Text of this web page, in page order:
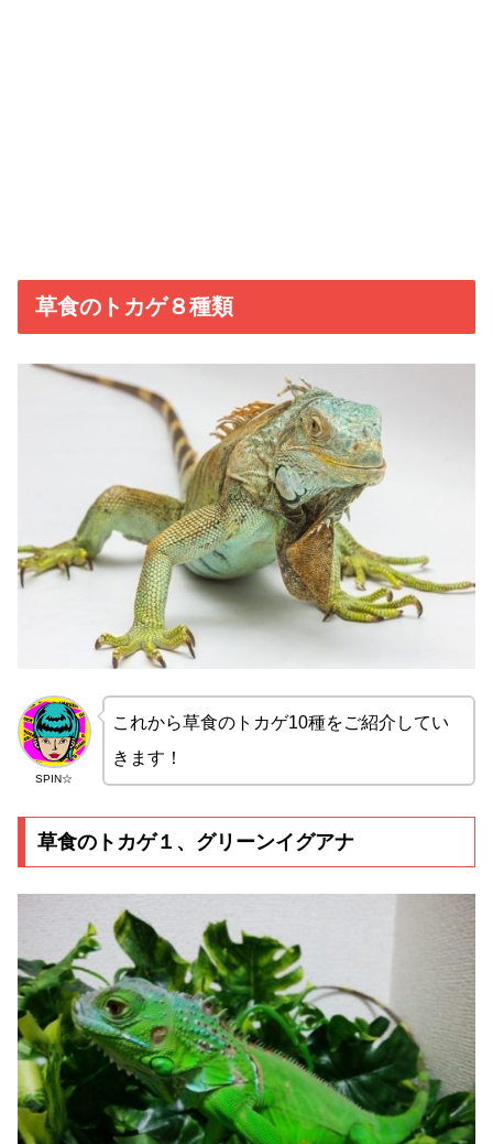
草食のトカゲ８種類
SPIN☆
これから草食のトカゲ10種をご紹介してい
きます！
草食のトカゲ１、グリーンイグアナ